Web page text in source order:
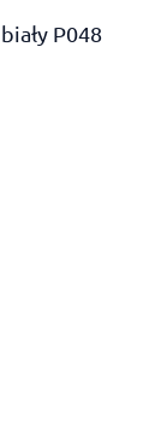
P048